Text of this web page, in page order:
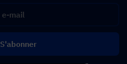
S'abonner